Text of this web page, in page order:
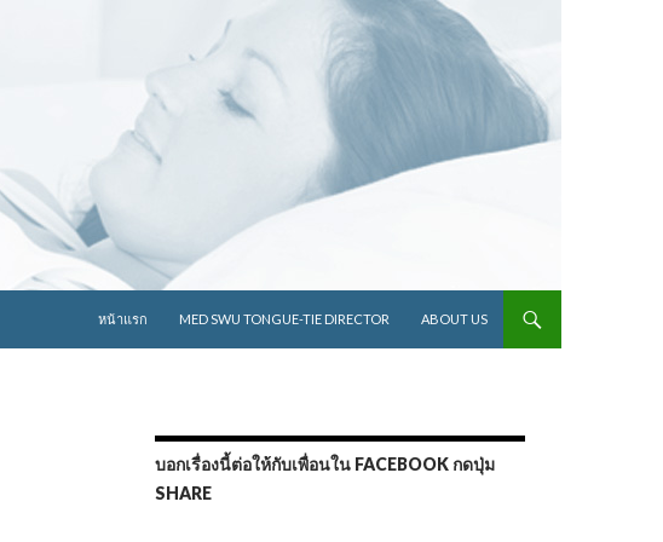
หน้าแรก
MED SWU TONGUE-TIE DIRECTOR ABOUT US
บอกเรื่องนี้ต่อให้กับเพื่อนใน FACEBOOK กดปุ่ม
SHARE